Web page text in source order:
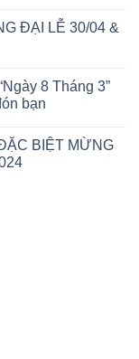
ĐẠI LỄ 30/04 &
8 Tháng 3”
bạn
BIỆT MỪNG